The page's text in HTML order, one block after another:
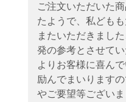
ご注文いただいた
たようで、私ども
またいただきまし
発の参考とさせてい
よりお客様に喜ん
励んでまいります
やご要望等ござい